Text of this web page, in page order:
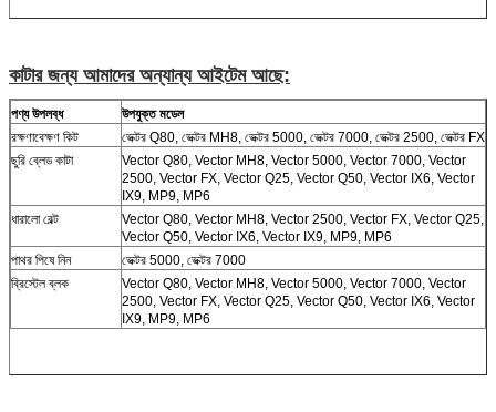
কাটার জন্য আমাদের অন্যান্য আইটেম আছে:
পণ্য উপলব্ধ
উপযুক্ত মডেল
রক্ষণাবেক্ষণ কিট
ভেক্টর Q80, ভেক্টর MH8, ভেক্টর 5000, ভেক্টর 7000, ভেক্টর 2500, ভেক্টর FX
ছুরি ব্লেড কাটা
Vector Q80, Vector MH8, Vector 5000, Vector 7000, Vector
2500, Vector FX, Vector Q25, Vector Q50, Vector IX6, Vector
IX9, MP9, MP6
ধারালো বেল্ট
Vector Q80, Vector MH8, Vector 2500, Vector FX, Vector Q25,
Vector Q50, Vector IX6, Vector IX9, MP9, MP6
পাথর পিষে নিন
ভেক্টর 5000, ভেক্টর 7000
ব্রিস্টেল ব্লক
Vector Q80, Vector MH8, Vector 5000, Vector 7000, Vector
2500, Vector FX, Vector Q25, Vector Q50, Vector IX6, Vector
IX9, MP9, MP6